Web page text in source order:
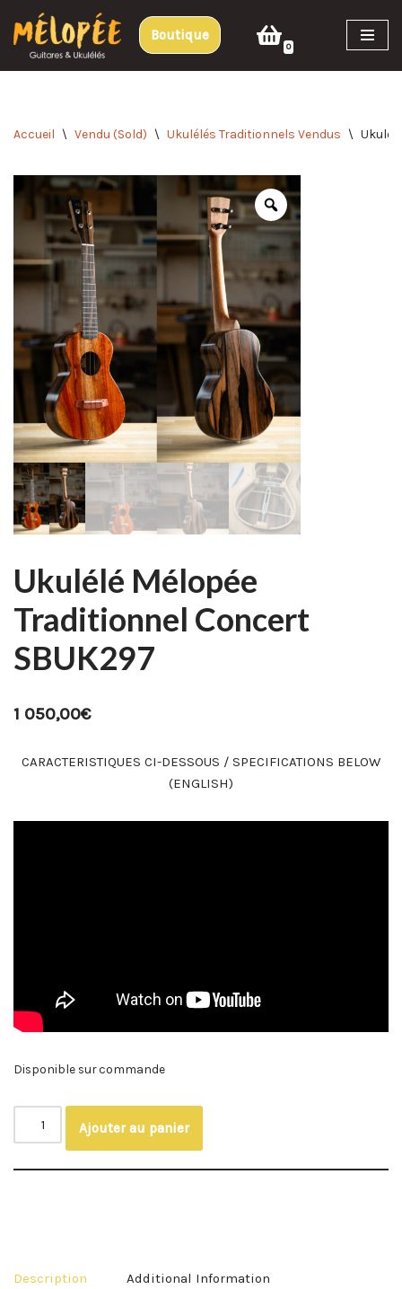
Aller
au
Boutique
0
Accueil \ Vendu (Sold) \ Ukulélés Traditionnels Vendus \
Ukulélé Mélopée
Traditionnel Concert
SBUK297
1 050,00€
CARACTERISTIQUES CI-DESSOUS / SPECIFICATIONS BELOW
(ENGLISH)
Disponible sur commande
Ajouter au panier
Description Additional Information